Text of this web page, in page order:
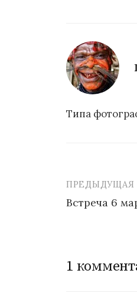
Типа
в
ПРЕДЫДУЩАЯ
Встреча 6
1